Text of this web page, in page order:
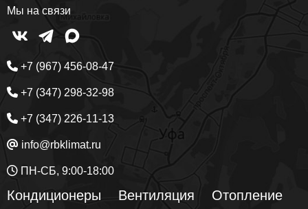
Мы на связи
+7 (967) 456-08-47
+7 (347) 298-32-98
+7 (347) 226-11-13
info@rbklimat.ru
ПН-СБ, 9:00-18:00
Кондиционеры Вентиляция
Отопление